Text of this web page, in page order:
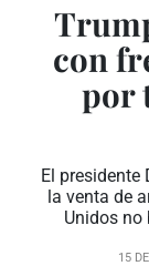
con
por
El presidente
la venta de
Unidos
15